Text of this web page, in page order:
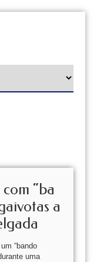
“ba
a
“bando
uma